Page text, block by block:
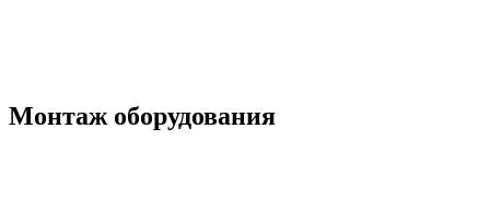
Монтаж оборудования